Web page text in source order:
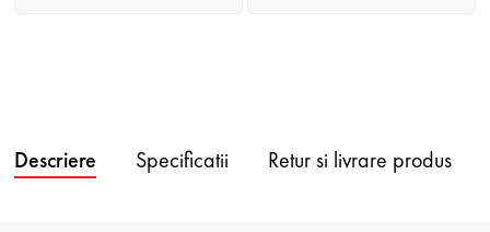
Descriere Specificatii Retur si livrare produs